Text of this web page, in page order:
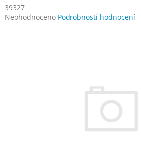
39327
Průměrné
Neohodnoceno Podrobnosti hodnocení